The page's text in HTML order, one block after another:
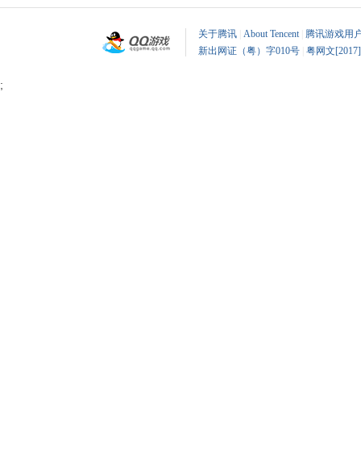
关于腾讯 About Tencent| 腾讯游戏用
新出网证（粤）字010号 粤网文
;